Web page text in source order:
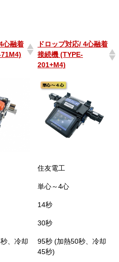
心融着
ドロップ対応/ 4心融着
接続機 (TYPE-
201+M4)
接続機 (TYPE-
201+M4)
住友電工
単心～4心
14秒
30秒
、冷却
95秒 (加熱50秒、冷却
45秒)